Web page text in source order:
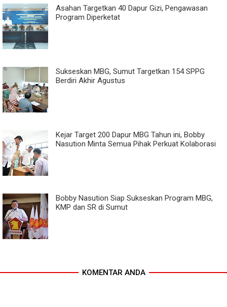
Asahan Targetkan 40 Dapur Gizi, Pengawasan
Program Diperketat
Sukseskan MBG, Sumut Targetkan 154 SPPG
Berdiri Akhir Agustus
Kejar Target 200 Dapur MBG Tahun ini, Bobby
Nasution Minta Semua Pihak Perkuat Kolaborasi
Bobby Nasution Siap Sukseskan Program MBG,
KMP dan SR di Sumut
KOMENTAR ANDA